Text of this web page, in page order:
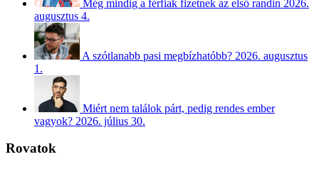
Még mindig a férfiak fizetnek az első randin 2026.
augusztus 4.
A szótlanabb pasi megbízhatóbb? 2026. augusztus
1.
Miért nem találok párt, pedig rendes ember
vagyok? 2026. július 30.
Rovatok